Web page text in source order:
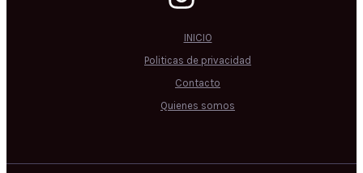
INICIO
Politicas de privacidad
Contacto
Quienes somos